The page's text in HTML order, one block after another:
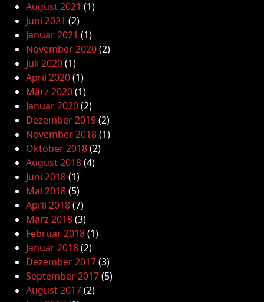
August 2021 (1)
Juni 2021 (2)
Januar 2021 (1)
November 2020(2)
Juli 2020(1)
April 2020(1)
März 2020(1)
Januar 2020(2)
Dezember 2019(2)
November 2018(1)
Oktober 2018(2)
August 2018(4)
Juni 2018(1)
Mai 2018(5)
April 2018(7)
März 2018(3)
Februar 2018(1)
Januar 2018(2)
Dezember 2017(3)
September 2017(5)
August 2017(2)